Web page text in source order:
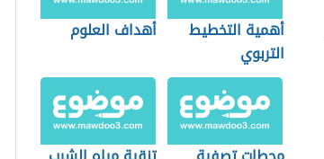
أهمية التخطيط
التربوي
أهداف العلوم